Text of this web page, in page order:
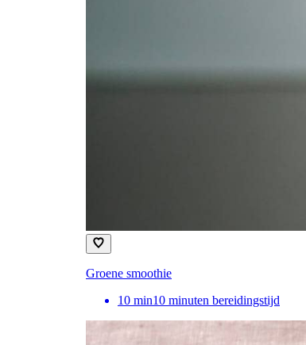
Groene smoothie
10 min10 minuten bereidingstijd